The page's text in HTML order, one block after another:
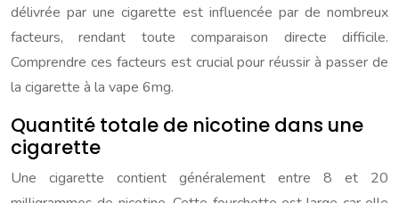
délivrée par une cigarette est influencée par de nombreux
facteurs, rendant toute comparaison directe difficile.
Comprendre ces facteurs est crucial pour réussir à passer de
la cigarette à la vape 6mg.
Quantité totale de nicotine dans une
cigarette
Une cigarette contient généralement entre 8 et 20